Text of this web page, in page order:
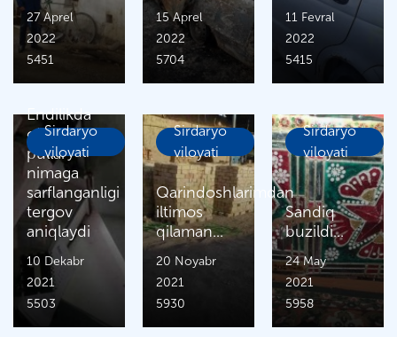
27 Aprel
2022
5451
15 Aprel
2022
5704
11 Fevral
2022
5415
Sirdaryo
viloyati
Endilikda
o‘g‘irlangan
pullar
nimaga
sarflanganligi
tergov
aniqlaydi
10 Dekabr
2021
5503
Sirdaryo
viloyati
Qarindoshlarimdan
iltimos
qilaman...
20 Noyabr
2021
5930
Sirdaryo
viloyati
Sandiq
buzildi...
24 May
2021
5958